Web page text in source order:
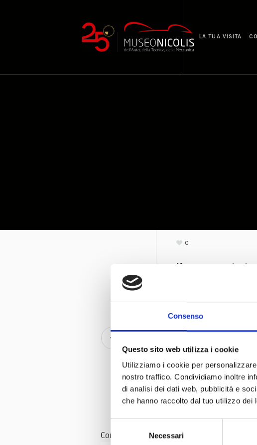
Consenso
Questo sito web utilizza i cookie
Utilizziamo i cookie per
nostro traffico. Condividiamo inoltre
di analisi dei dati web, pubblicità e
che hanno raccolto dal tuo utilizzo dei
del
Necessari
LA TUA VISITA
0
Museo veramente
Con il patrocinio di